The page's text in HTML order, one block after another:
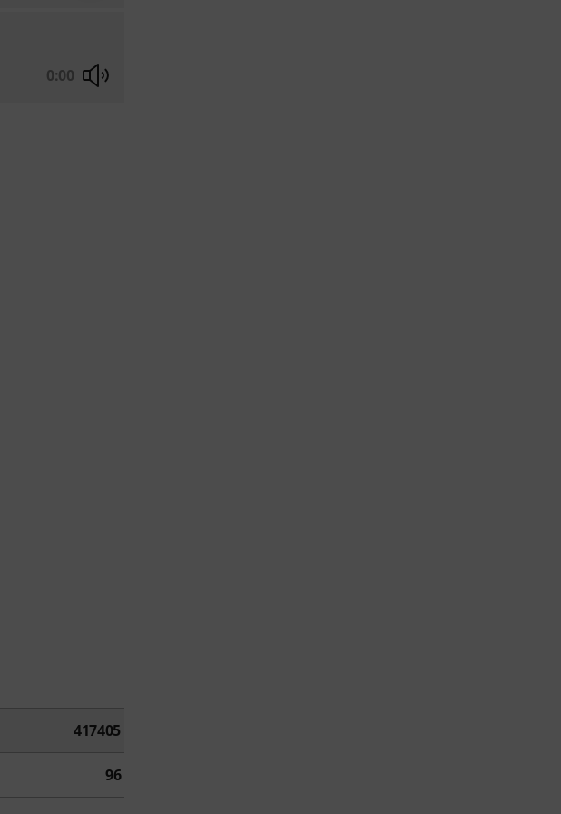
0:00
417405
96